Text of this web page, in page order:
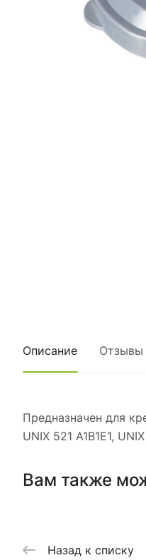
Описание Отзывы
Предназначен для
UNIX 521 A1B1E1,
Вам также
Назад к списку